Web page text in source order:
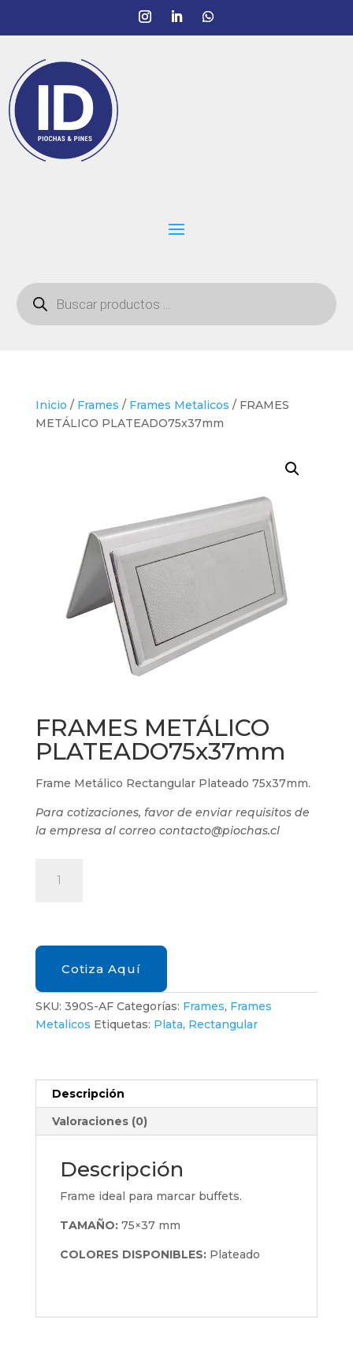
Búsqueda
de
productos
Inicio / Frames / Frames Metalicos / FRAMES
METÁLICO PLATEADO75x37mm
FRAMES METÁLICO
PLATEADO75x37mm
Frame Metálico Rectangular Plateado 75x37mm.
Para cotizaciones, favor de enviar requisitos de
la empresa al correo contacto@piochas.cl
METÁLICO
Cotiza Aquí
SKU: 390S-AF Categorías: Frames, Frames
Metalicos Etiquetas: Plata, Rectangular
Descripción
Valoraciones (0)
Descripción
Frame ideal para marcar buffets.
TAMAÑO: 75×37 mm
COLORES DISPONIBLES:Plateado